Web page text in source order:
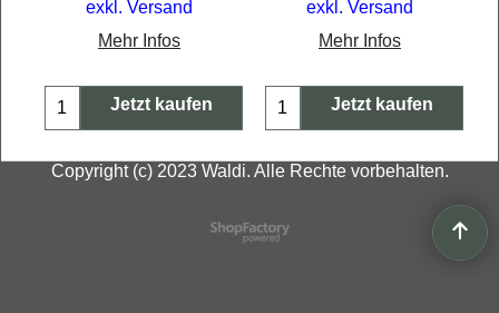
exkl. Versand
Mehr Infos
Jetzt kaufen
exkl. Versand
Mehr Infos
Jetzt kaufen
Copyright (c) 2023 Waldi. Alle Rechte vorbehalten.
WebShop erstellt mit
ShopFactory Shop